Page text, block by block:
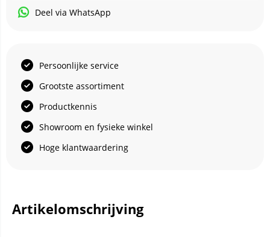
Deel via WhatsApp
Persoonlijke service
Grootste assortiment
Productkennis
Showroom en fysieke winkel
Hoge klantwaardering
Artikelomschrijving